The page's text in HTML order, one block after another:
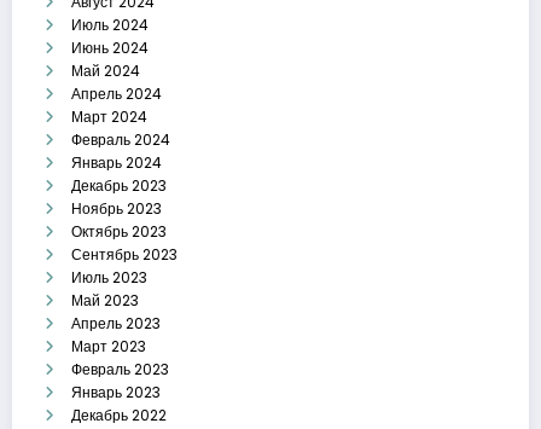
Июль 2024
Июнь 2024
Май 2024
Апрель 2024
Март 2024
Февраль 2024
Январь 2024
Декабрь 2023
Ноябрь 2023
Октябрь 2023
Сентябрь 2023
Июль 2023
Май 2023
Апрель 2023
Март 2023
Февраль 2023
Январь 2023
Декабрь 2022